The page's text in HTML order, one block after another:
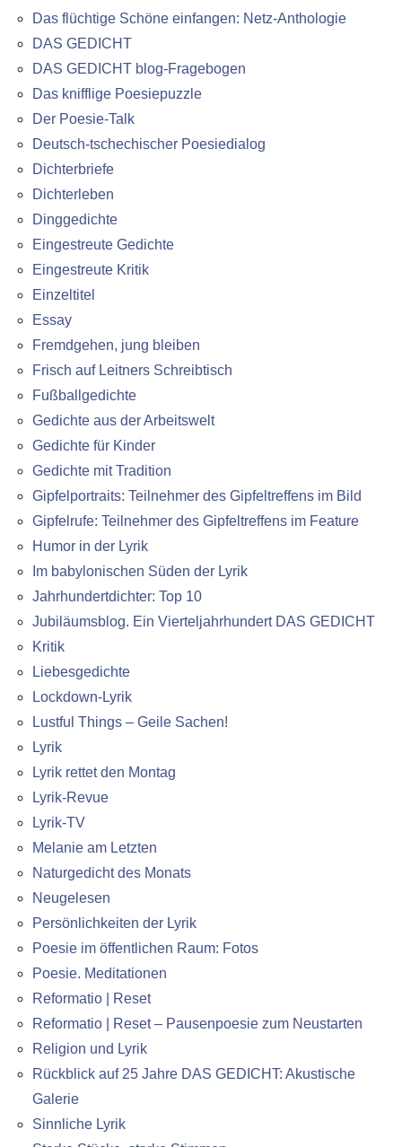
Das flüchtige Schöne einfangen: Netz-Anthologie
DAS GEDICHT
DAS GEDICHT blog-Fragebogen
Das knifflige Poesiepuzzle
Der Poesie-Talk
Deutsch-tschechischer Poesiedialog
Dichterbriefe
Dichterleben
Dinggedichte
Eingestreute Gedichte
Eingestreute Kritik
Einzeltitel
Essay
Fremdgehen, jung bleiben
Frisch auf Leitners Schreibtisch
Fußballgedichte
Gedichte aus der Arbeitswelt
Gedichte für Kinder
Gedichte mit Tradition
Gipfelportraits: Teilnehmer des Gipfeltreffens im Bild
Gipfelrufe: Teilnehmer des Gipfeltreffens im Feature
Humor in der Lyrik
Im babylonischen Süden der Lyrik
Jahrhundertdichter: Top 10
Jubiläumsblog. Ein Vierteljahrhundert DAS GEDICHT
Kritik
Liebesgedichte
Lockdown-Lyrik
Lustful Things – Geile Sachen!
Lyrik
Lyrik rettet den Montag
Lyrik-Revue
Lyrik-TV
Melanie am Letzten
Naturgedicht des Monats
Neugelesen
Persönlichkeiten der Lyrik
Poesie im öffentlichen Raum: Fotos
Poesie. Meditationen
Reformatio | Reset
Reformatio | Reset – Pausenpoesie zum Neustarten
Religion und Lyrik
Rückblick auf 25 Jahre DAS GEDICHT: Akustische
Galerie
Sinnliche Lyrik